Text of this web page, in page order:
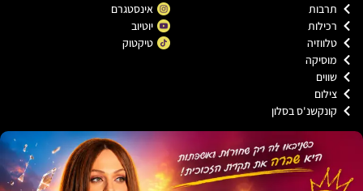
בסלון
אינסטגרם
יוטיוב
טיקטוק